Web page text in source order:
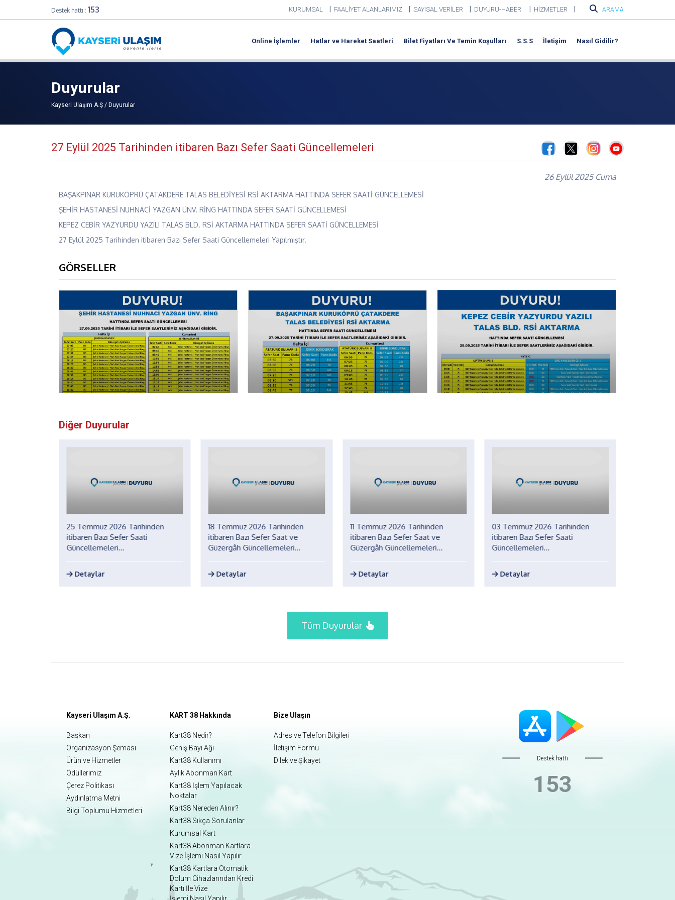
Destek hattı : 153 ARAMA
KURUMSAL FAALİYET ALANLARIMIZ SAYISAL VERİLER DUYURU-HABER HİZMETLER
Online İşlemler Hatlar ve Hareket Saatleri Bilet Fiyatları Ve Temin Koşulları S.S.S İletişim Nasıl Gidilir?
Duyurular
Kayseri Ulaşım A.Ş / Duyurular
27 Eylül 2025 Tarihinden itibaren Bazı Sefer Saati Güncellemeleri
26 Eylül 2025 Cuma
BAŞAKPINAR KURUKÖPRÜ ÇATAKDERE TALAS BELEDİYESİ RSİ AKTARMA HATTINDA SEFER SAATİ GÜNCELLEMESİ
ŞEHİR HASTANESİ NUHNACİ YAZGAN ÜNV. RİNG HATTINDA SEFER SAATİ GÜNCELLEMESİ
KEPEZ CEBİR YAZYURDU YAZILI TALAS BLD. RSİ AKTARMA HATTINDA SEFER SAATİ GÜNCELLEMESİ
27 Eylül 2025 Tarihinden itibaren Bazı Sefer Saati Güncellemeleri Yapılmıştır.
GÖRSELLER
Diğer Duyurular
25 Temmuz 2026 Tarihinden
itibaren Bazı Sefer Saati
Güncellemeleri...
Detaylar
18 Temmuz 2026 Tarihinden
itibaren Bazı Sefer Saat ve
Güzergâh Güncellemeleri...
Detaylar
11 Temmuz 2026 Tarihinden
itibaren Bazı Sefer Saat ve
Güzergâh Güncellemeleri...
Detaylar
03 Temmuz 2026 Tarihinden
itibaren Bazı Sefer Saati
Güncellemeleri...
Detaylar
Tüm Duyurular
Kayseri Ulaşım A.Ş.
Başkan
Organizasyon Şeması
Ürün ve Hizmetler
Ödüllerimiz
Çerez Politikası
Aydınlatma Metni
Bilgi Toplumu Hizmetleri
KART 38 Hakkında
Kart38 Nedir?
Geniş Bayi Ağı
Kart38 Kullanımı
Aylık Abonman Kart
Kart38 İşlem Yapılacak
Noktalar
Kart38 Nereden Alınır?
Kart38 Sıkça Sorulanlar
Kurumsal Kart
Kart38 Abonman Kartlara
Vize İşlemi Nasıl Yapılır
Kart38 Kartlara Otomatik
Dolum Cihazlarından Kredi
Kartı İle Vize
Bize Ulaşın
Adres ve Telefon Bilgileri
İletişim Formu
Dilek ve Şikayet
Destek hattı
153